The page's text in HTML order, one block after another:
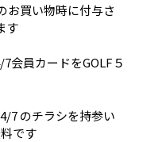
お買い物時に付与さ
す
員カードをGOLF５
7 のチラシを持参い
です